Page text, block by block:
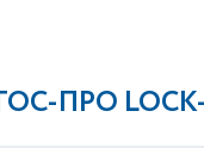
ПРО